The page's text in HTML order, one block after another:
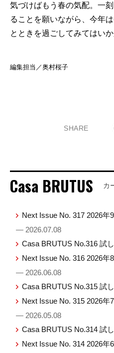
気づけばもう春の気配。一
ることを願いながら、今年
とときを過ごしてみてはいか
編集担当／奥村桜子
SHARE
Casa BRUTUS カ
Next Issue No. 317 2026年
— 2026.07.08
Casa BRUTUS No.316 試
Next Issue No. 316 2026年
— 2026.06.08
Casa BRUTUS No.315 試
Next Issue No. 315 2026年
— 2026.05.08
Casa BRUTUS No.314 試
Next Issue No. 314 2026年